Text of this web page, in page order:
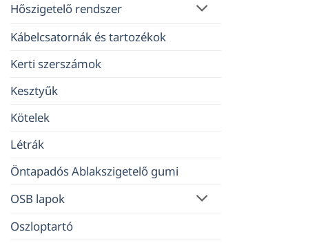
Hőszigetelő rendszer
Kábelcsatornák és tartozékok
Kerti szerszámok
Kesztyűk
Kötelek
Létrák
Öntapadós Ablakszigetelő gumi
OSB lapok
Oszloptartó